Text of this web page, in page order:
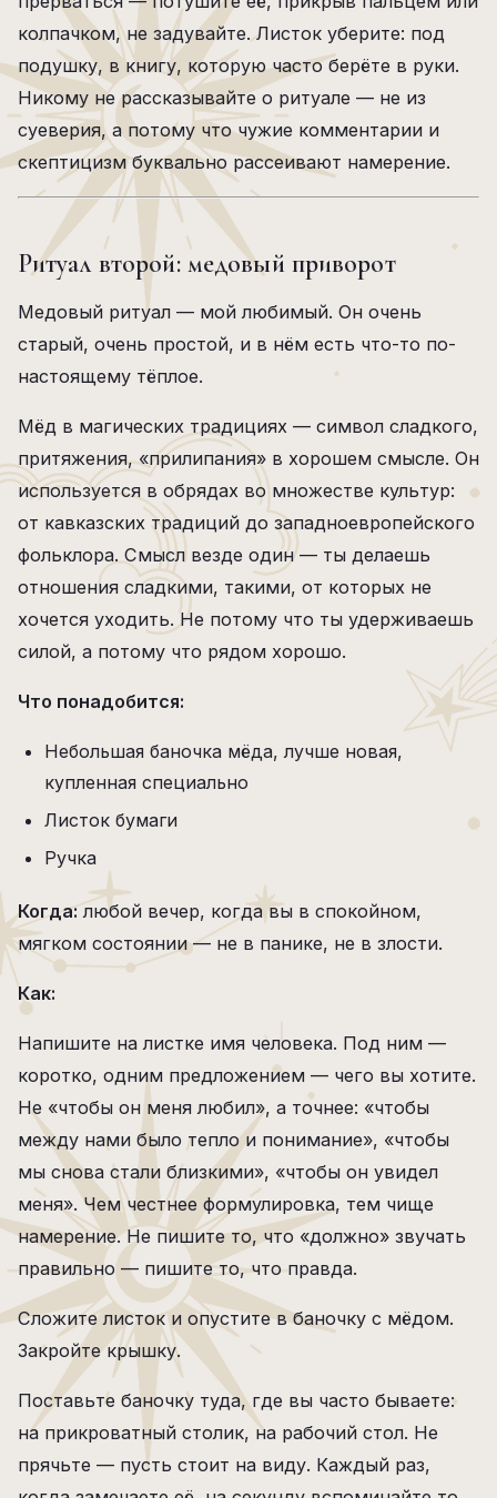
колпачком, не задувайте. Листок уберите: под
подушку, в книгу, которую часто берёте в руки.
Никому не рассказывайте о ритуале — не из
суеверия, а потому что чужие комментарии и
скептицизм буквально рассеивают намерение.
Ритуал второй: медовый приворот
Медовый ритуал — мой любимый. Он очень
старый, очень простой, и в нём есть что-то по-
настоящему тёплое.
Мёд в магических традициях — символ сладкого,
притяжения, «прилипания» в хорошем смысле. Он
используется в обрядах во множестве культур:
от кавказских традиций до западноевропейского
фольклора. Смысл везде один — ты делаешь
отношения сладкими, такими, от которых не
хочется уходить. Не потому что ты удерживаешь
силой, а потому что рядом хорошо.
Что понадобится:
Небольшая баночка мёда, лучше новая,
купленная специально
Листок бумаги
Ручка
Когда:любой вечер, когда вы в спокойном,
мягком состоянии — не в панике, не в злости.
Как:
Напишите на листке имя человека. Под ним —
коротко, одним предложением — чего вы хотите.
Не «чтобы он меня любил», а точнее: «чтобы
между нами было тепло и понимание», «чтобы
мы снова стали близкими», «чтобы он увидел
меня». Чем честнее формулировка, тем чище
намерение. Не пишите то, что «должно» звучать
правильно — пишите то, что правда.
Сложите листок и опустите в баночку с мёдом.
Закройте крышку.
Поставьте баночку туда, где вы часто бываете:
на прикроватный столик, на рабочий стол. Не
прячьте — пусть стоит на виду. Каждый раз,